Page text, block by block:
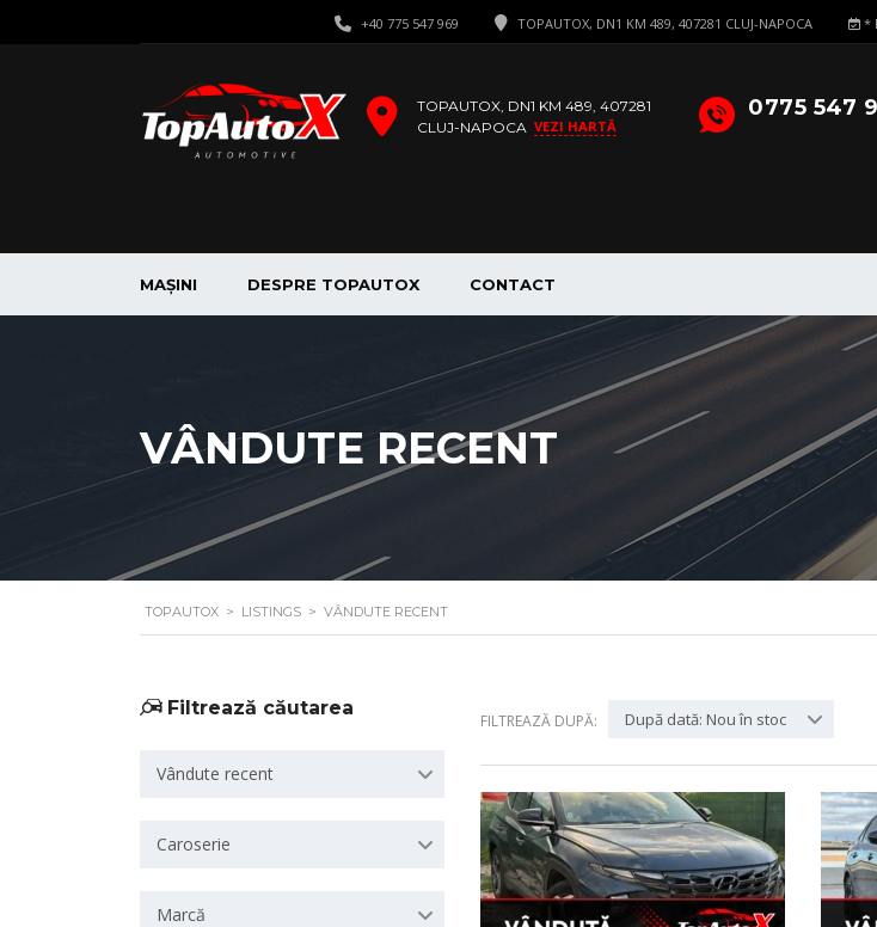
*
TOPAUTOX, DN1 KM 489, 407281 CLUJ-NAPOCA
+40 775 547 969
0775 547
TOPAUTOX, DN1 KM 489, 407281
CLUJ-NAPOCA VEZI HARTĂ
MAȘINI DESPRE TOPAUTOX CONTACT
VÂNDUTE RECENT
TOPAUTOX > LISTINGS > VÂNDUTE RECENT
Filtrează căutarea
Vândute recent
Caroserie
Marcă
FILTREAZĂ DUPĂ: După dată: Nou în stoc